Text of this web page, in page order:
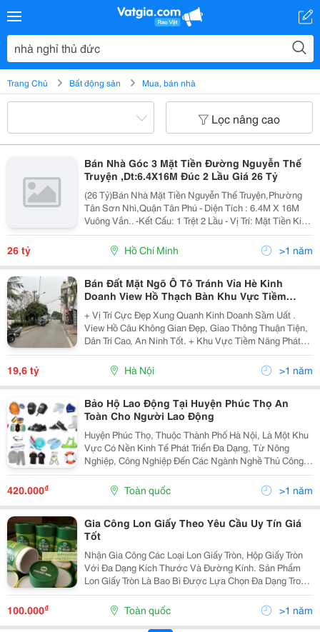
Trang Chủ Bất động sản Mua, bán nhà
Lọc nâng cao
Bán Nhà Góc 3 Mặt Tiền Đường Nguyễn Thế
Truyện ,Dt:6.4X16M Đúc 2 Lầu Giá 26 Tỷ
(26 Tỷ)Bán Nhà Mặt Tiền Nguyễn Thế Truyện,Phường
Tân Sơn Nhì,Quận Tân Phú - Diện Tích : 6.4M X 16M
Vuông Vắn.. -Kết Cấu: 1 Trệt 2 Lầu - Vị Trí: Mặt Tiền Kinh
Doanh Sầm Uất Đường 30M Có Vỉa Hè Rộng Rãi, Xung
Quanh Kinh Doanh Đa Ngành Nghề, Thíc...
26 tỷ Hồ Chí Minh >1 năm
Bán Đất Mặt Ngõ Ô Tô Tránh Vỉa Hè Kinh
Doanh View Hồ Thạch Bàn Khu Vực Tiềm
Năng
+ Vị Trí Cực Đẹp Xung Quanh Kinh Doanh Sầm Uất .
View Hồ Câu Không Gian Đẹp, Giao Thông Thuận Tiện,
Dân Trí Cao, An Ninh Tốt. + Khu Vực Tiềm Năng Phát
Triển Từng Ngày. Khách Mua Ở, Đầu Tư Giữ Tiền, Hoặc
Xây Tòa Khách Sạn ,Nhà Nghỉ , Thì Cũng Hái Ra...
19,6 tỷ Hà Nội >1 năm
Bảo Hộ Lao Động Tại Huyện Phúc Thọ An
Toàn Cho Người Lao Động
Huyện Phúc Thọ, Thuộc Thành Phố Hà Nội, Là Một Khu
Vực Có Nền Kinh Tế Phát Triển Đa Dạng, Từ Nông
Nghiệp, Công Nghiệp Đến Các Ngành Nghề Thủ Công.
Với Sự Phát Triển Đó, Nhu Cầu Về Bảo Hộ Lao Động Tại
Huyện Phúc Thọ Ngày Càng Tăng Cao Nhằm Đảm Bảo
420.000₫ Toàn quốc >1 năm
Gia Công Lon Giấy Theo Yêu Cầu Uy Tín Giá
Tốt
Nhận Gia Công Các Loại Lon Giấy Tròn, Hộp Giấy Tròn
Với Đa Dạng Kích Thước Và Đường Kính. Sản Phẩm
Lon Giấy Tròn Là Bao Bì Được Lựa Chọn Đa Dạng Trong
Các Ngành Nghề Thực Phẩm, Mỹ Phẩm, Trà, Cà Phê...
Kiểu Lon 1 Lớp Giấy Bạc, 2 Lớp Nắp Giấy Hiện Đại...
100.000₫ Toàn quốc >1 năm